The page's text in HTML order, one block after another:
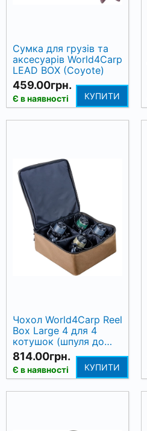
Сумка для грузів та
аксесуарів World4Carp
LEAD BOX (Coyote)
459.00грн.
Є в наявності КУПИТИ
Чохол World4Carp Reel
Box Large 4 для 4
котушок (шпуля до
14000), Coyote
814.00грн.
Є в наявності КУПИТИ